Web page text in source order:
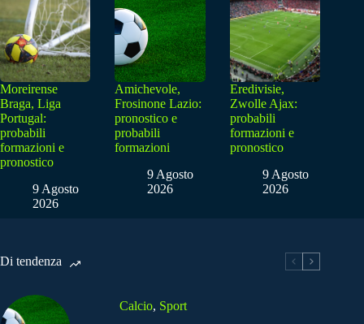
Moreirense
Braga, Liga
Portugal:
probabili
formazioni e
pronostico
9 Agosto
2026
Amichevole,
Frosinone Lazio:
pronostico e
probabili
formazioni
9 Agosto
2026
Eredivisie,
Zwolle Ajax:
probabili
formazioni e
pronostico
9 Agosto
2026
Di tendenza
Calcio, Sport